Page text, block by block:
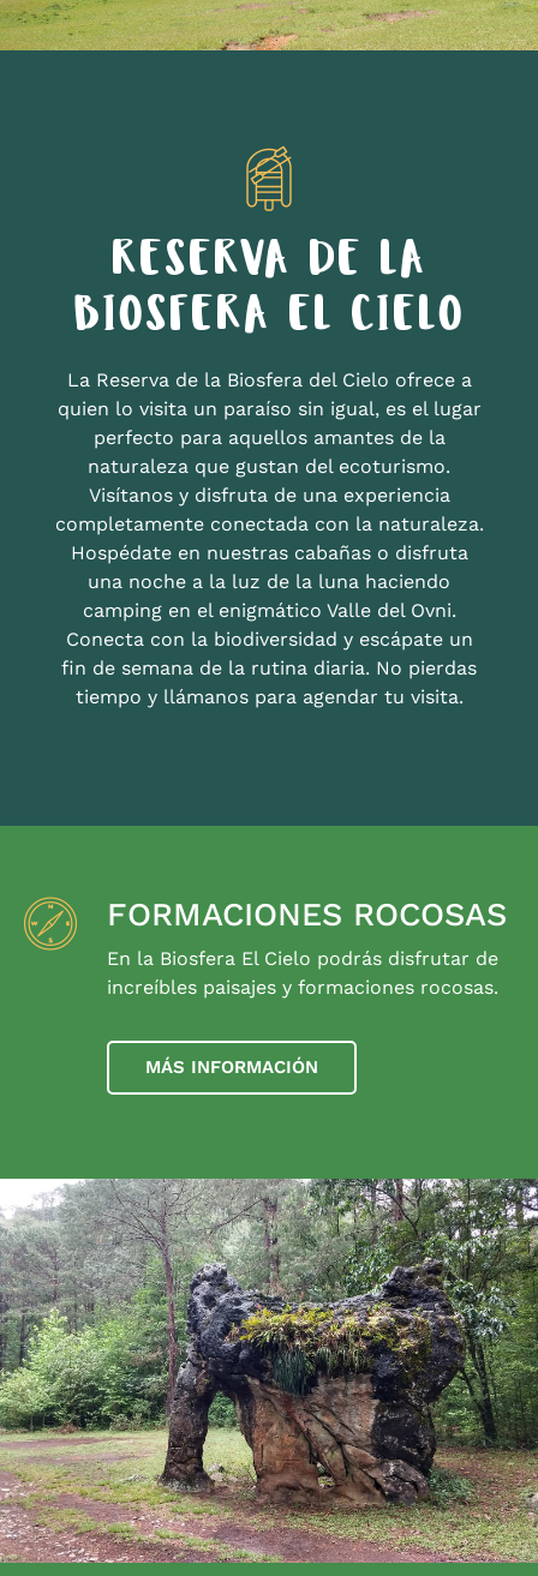
RESERVA DE LA
BIOSFERA EL CIELO
La Reserva de la Biosfera del Cielo ofrece a
quien lo visita un paraíso sin igual, es el lugar
perfecto para aquellos amantes de la
naturaleza que gustan del ecoturismo.
Visítanos y disfruta de una experiencia
completamente conectada con la naturaleza.
Hospédate en nuestras cabañas o disfruta
una noche a la luz de la luna haciendo
camping en el enigmático Valle del Ovni.
Conecta con la biodiversidad y escápate un
fin de semana de la rutina diaria. No pierdas
tiempo y llámanos para agendar tu visita.
FORMACIONES ROCOSAS
En la Biosfera El Cielo podrás disfrutar de
increíbles paisajes y formaciones rocosas.
MÁS INFORMACIÓN